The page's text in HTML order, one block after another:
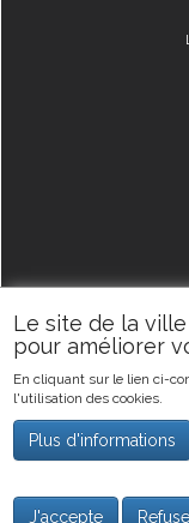
Le site de la
pour améliorer
En cliquant sur le lien ci-
l'utilisation des cookies.
Plus d'informations
J'accepte
©2019